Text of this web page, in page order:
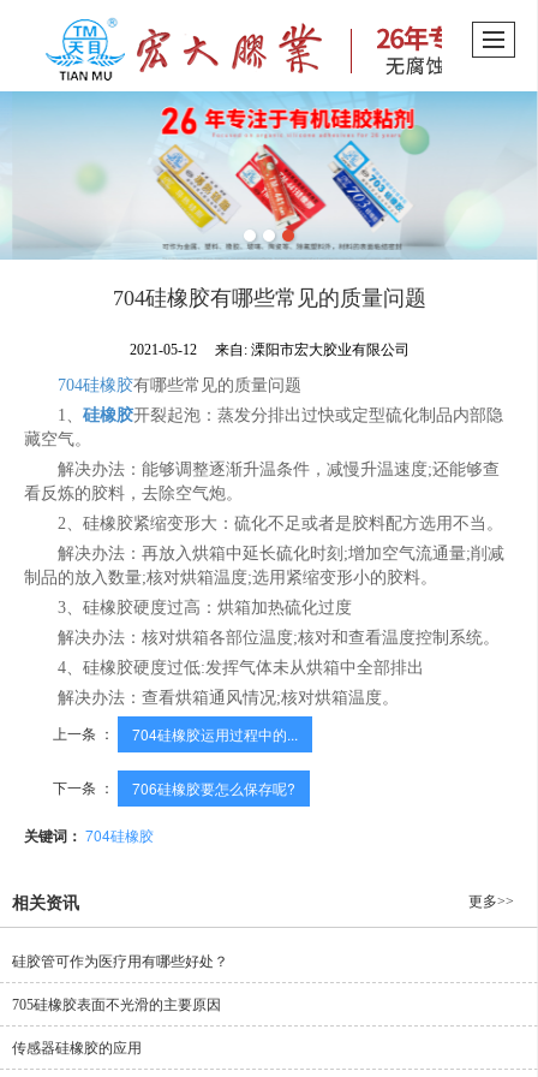
704硅橡胶有哪些常见的质量问题
2021-05-12 来自: 溧阳市宏大胶业有限公司
704硅橡胶有哪些常见的质量问题
1、 硅橡胶开裂起泡：蒸发分排出过快或定型硫化制品内部隐
藏空气。
解决办法：能够调整逐渐升温条件，减慢升温速度;还能够查
看反炼的胶料，去除空气炮。
2、硅橡胶紧缩变形大：硫化不足或者是胶料配方选用不当。
解决办法：再放入烘箱中延长硫化时刻;增加空气流通量;削减
制品的放入数量;核对烘箱温度;选用紧缩变形小的胶料。
3、硅橡胶硬度过高：烘箱加热硫化过度
解决办法：核对烘箱各部位温度;核对和查看温度控制系统。
4、硅橡胶硬度过低:发挥气体未从烘箱中全部排出
解决办法：查看烘箱通风情况;核对烘箱温度。
上一条 ： 704硅橡胶运用过程中的...
下一条 ： 706硅橡胶要怎么保存呢?
关键词： 704硅橡胶
相关资讯 更多>>
硅胶管可作为医疗用有哪些好处？
705硅橡胶表面不光滑的主要原因
传感器硅橡胶的应用